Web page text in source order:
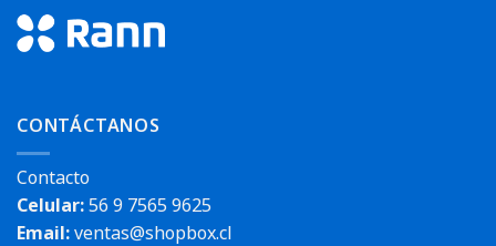
CONTÁCTANOS
Contacto
Celular:56 9 7565 9625
Email:ventas@shopbox.cl